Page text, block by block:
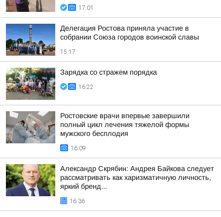
17:01
Делегация Ростова приняла участие в
собрании Союза городов воинской славы
15:17
Зарядка со стражем порядка
16:22
Ростовские врачи впервые завершили
полный цикл лечения тяжелой формы
мужского бесплодия
16:09
Александр Скрябин: Андрея Байкова следует
рассматривать как харизматичную личность,
яркий бренд...
16:36